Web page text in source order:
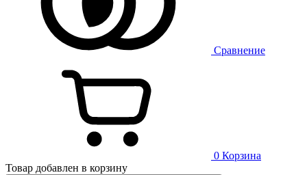
Сравнение
0 Корзина
Товар добавлен в корзину